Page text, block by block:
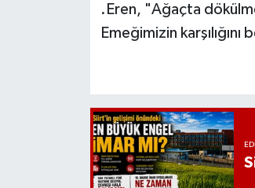
.Eren, "Ağaçta
Emeğimizin